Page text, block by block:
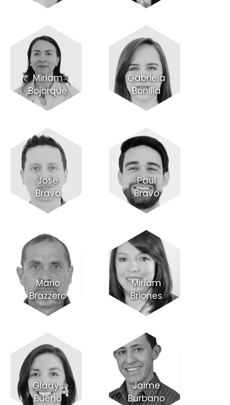
Miriam
Bojorque
Gabriela
Bonilla
Jose
Bravo
Paul
Bravo
Mario
Brazzero
Miriam
Briones
Gladys
Bueno
Jaime
Burbano